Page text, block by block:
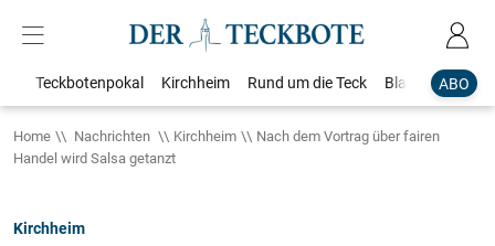
ABO
Teckbotenpokal Kirchheim Rund um die Teck Blaulicht
Home Nachrichten Kirchheim
Nach dem Vortrag über fairen
Handel wird Salsa getanzt
Kirchheim